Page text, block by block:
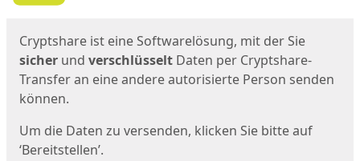
Cryptshare ist eine Softwarelösung, mit der Sie
sicher und verschlüsselt Daten per Cryptshare-
Transfer an eine andere autorisierte Person senden
können.
Um die Daten zu versenden, klicken Sie bitte auf
‘Bereitstellen’.